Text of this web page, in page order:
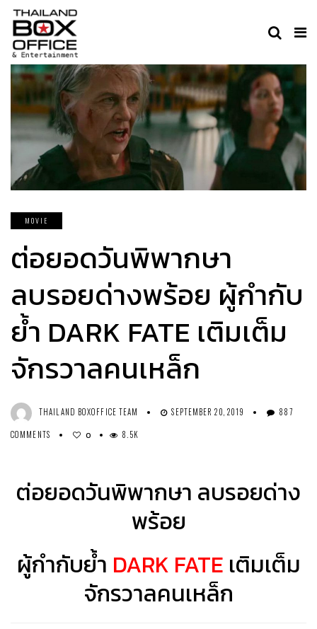
MOVIE
ต่อยอดวันพิพากษา
ลบรอยด่างพร้อย ผู้กำกับ
ย้ำ DARK FATE เติมเต็ม
จักรวาลคนเหล็ก
THAILAND BOXOFFICE TEAM SEPTEMBER 20, 2019
887
COMMENTS
0 8.5K
ต่อยอดวันพิพากษา ลบรอยด่าง
พร้อย
ผู้กำกับย้ำ DARK FATE เติมเต็ม
จักรวาลคนเหล็ก